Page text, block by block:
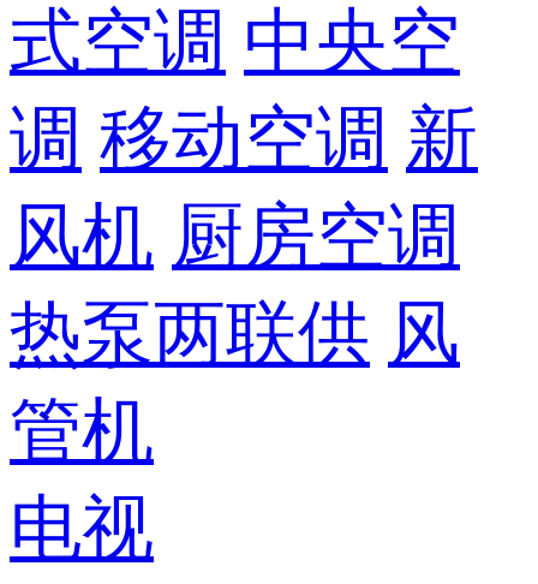
式空调 中央空
调 移动空调 新
风机 厨房空调
热泵两联供 风
管机
电视